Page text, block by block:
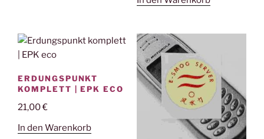
ERDUNGSPUNKT
KOMPLETT | EPK ECO
21,00€
In den Warenkorb